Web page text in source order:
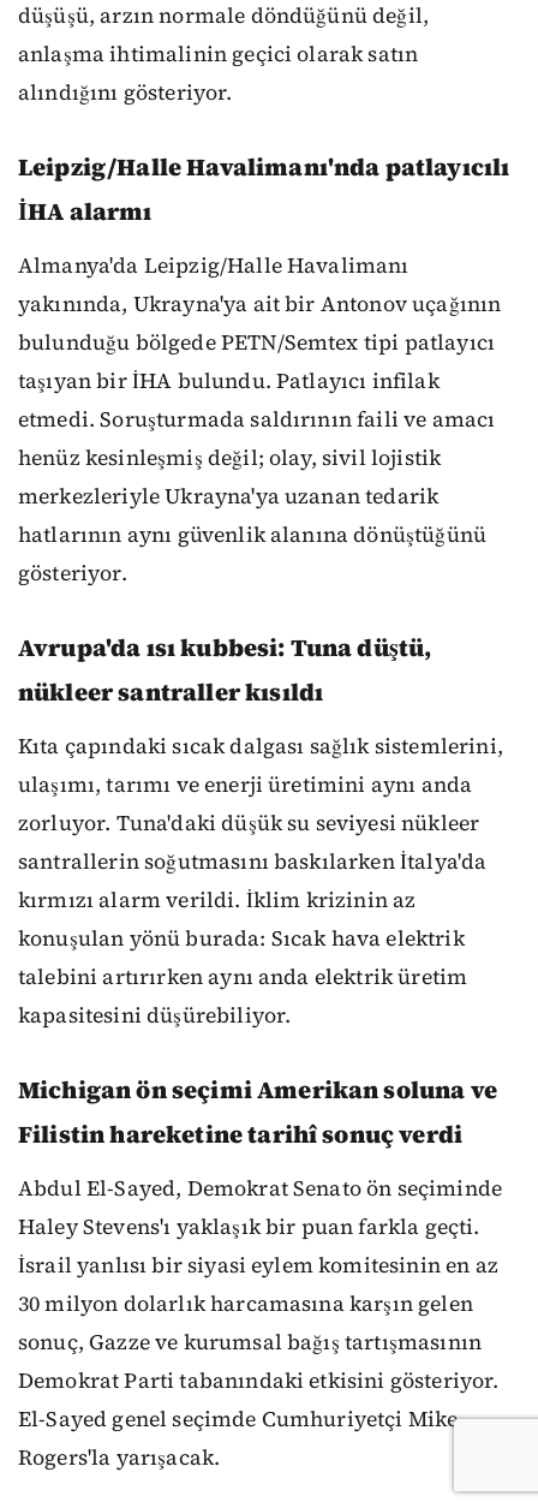
düşüşü, arzın normale döndüğünü değil,
anlaşma ihtimalinin geçici olarak satın
alındığını gösteriyor.
Leipzig/Halle Havalimanı'nda patlayıcılı
İHA alarmı
Almanya'da Leipzig/Halle Havalimanı
yakınında, Ukrayna'ya ait bir Antonov uçağının
bulunduğu bölgede PETN/Semtex tipi patlayıcı
taşıyan bir İHA bulundu. Patlayıcı infilak
etmedi. Soruşturmada saldırının faili ve amacı
henüz kesinleşmiş değil; olay, sivil lojistik
merkezleriyle Ukrayna'ya uzanan tedarik
hatlarının aynı güvenlik alanına dönüştüğünü
gösteriyor.
Avrupa'da ısı kubbesi: Tuna düştü,
nükleer santraller kısıldı
Kıta çapındaki sıcak dalgası sağlık sistemlerini,
ulaşımı, tarımı ve enerji üretimini aynı anda
zorluyor. Tuna'daki düşük su seviyesi nükleer
santrallerin soğutmasını baskılarken İtalya'da
kırmızı alarm verildi. İklim krizinin az
konuşulan yönü burada: Sıcak hava elektrik
talebini artırırken aynı anda elektrik üretim
kapasitesini düşürebiliyor.
Michigan ön seçimi Amerikan soluna ve
Filistin hareketine tarihî sonuç verdi
Abdul El-Sayed, Demokrat Senato ön seçiminde
Haley Stevens'ı yaklaşık bir puan farkla geçti.
İsrail yanlısı bir siyasi eylem komitesinin en az
30 milyon dolarlık harcamasına karşın gelen
sonuç, Gazze ve kurumsal bağış tartışmasının
Demokrat Parti tabanındaki etkisini gösteriyor.
El-Sayed genel seçimde Cumhuriyetçi Mike
Rogers'la yarışacak.